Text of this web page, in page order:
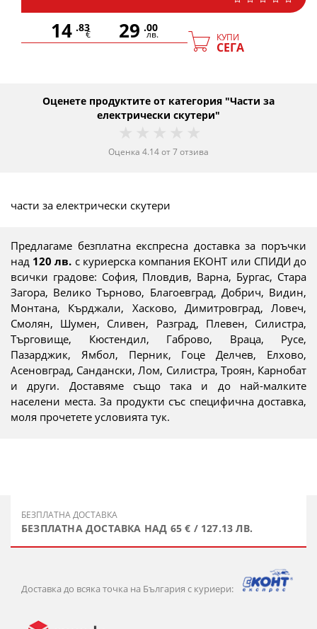
14 .83
€ 29 .00
лв. КУПИ
СЕГА
Оценете продуктите от категория "Части за
електрически скутери"
Оценка 4.14от7отзива
части за електрически скутери
Предлагаме безплатна експресна доставка за поръчки
над 120 лв. с куриерска компания ЕКОНТ или СПИДИ до
всички градове: София, Пловдив, Варна, Бургас, Стара
Загора, Велико Търново, Благоевград, Добрич, Видин,
Монтана, Кърджали, Хасково, Димитровград, Ловеч,
Смолян, Шумен, Сливен, Разград, Плевен, Силистра,
Търговище, Кюстендил, Габрово, Враца, Русе,
Пазарджик, Ямбол, Перник, Гоце Делчев, Елхово,
Асеновград, Сандански, Лом, Силистра, Троян, Карнобат
и други. Доставяме също така и до най-малките
населени места. За продукти със специфична доставка,
моля прочетете условията тук.
БЕЗПЛАТНА ДОСТАВКА
БЕЗПЛАТНА ДОСТАВКА НАД 65 € / 127.13 ЛВ.
Доставка до всяка точка на България с куриери: